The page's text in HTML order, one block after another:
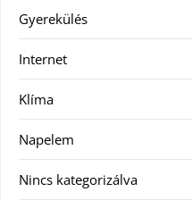
Gyerekülés
Internet
Klíma
Napelem
Nincs kategorizálva